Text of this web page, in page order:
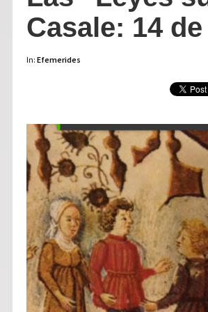
Casale: 14
In: Efemerides